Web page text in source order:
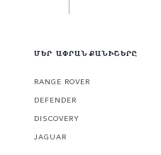
ՄԵՐ ԱՓՐԱՆՔԱՆԻՇԵՐԸ
RANGE ROVER
DEFENDER
DISCOVERY
JAGUAR